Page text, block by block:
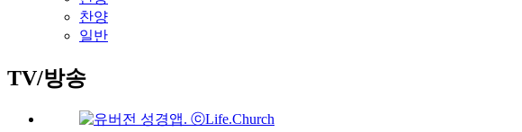
찬양
일반
TV/방송